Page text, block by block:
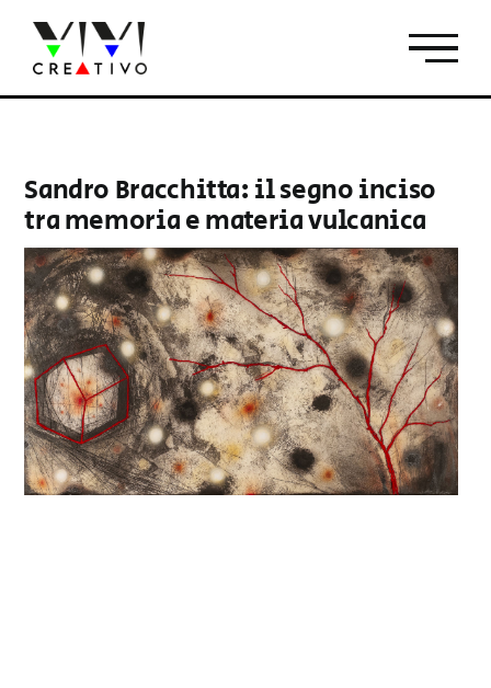
contenuto
Sandro Bracchitta: il segno inciso
tra memoria e materia vulcanica